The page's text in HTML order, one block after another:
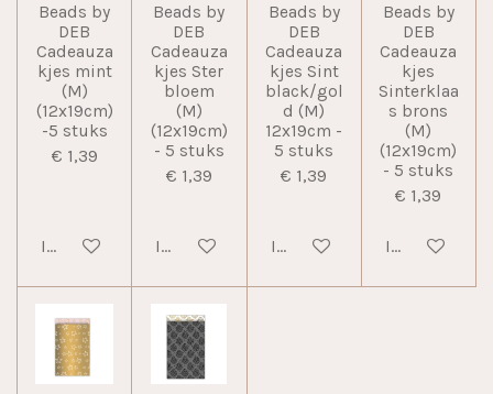
Beads by
DEB
Cadeauza
kjes mint
(M)
(12x19cm)
-5 stuks
€ 1,39
In winkelwagen
Beads by
DEB
Cadeauza
kjes Ster
bloem
(M)
(12x19cm)
- 5 stuks
€ 1,39
In winkelwagen
Beads by
DEB
Cadeauza
kjes Sint
black/gol
d (M)
12x19cm -
5 stuks
€ 1,39
In winkelwagen
Beads by
DEB
Cadeauza
kjes
Sinterklaa
s brons
(M)
(12x19cm)
- 5 stuks
€ 1,39
In